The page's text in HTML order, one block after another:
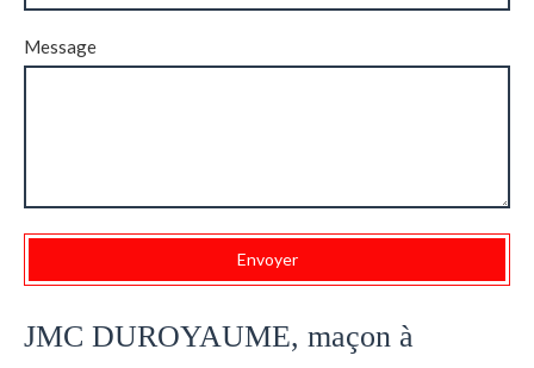
Message
Envoyer
JMC DUROYAUME, maçon à